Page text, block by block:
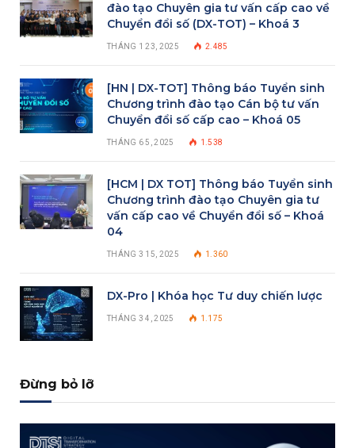
đào tạo Chuyên gia tư vấn cấp cao về
Chuyển đổi số (DX-TOT) – Khoá 3
THÁNG 1 23, 2025 2.485
[HN | DX-TOT] Thông báo Tuyển sinh
Chương trình đào tạo Cán bộ tư vấn
Chuyển đổi số cấp cao – Khoá 05
THÁNG 6 5, 2025 1.538
[HCM | DX TOT] Thông báo Tuyển sinh
Chương trình đào tạo Chuyên gia tư
vấn cấp cao về Chuyển đổi số – Khoá
04
THÁNG 3 15, 2025 1.360
DX-Pro | Khóa học Tư duy chiến lược
THÁNG 3 4, 2025 1.175
Đừng bỏ lỡ